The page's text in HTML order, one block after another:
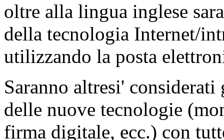
oltre alla lingua inglese
della tecnologia Internet/
utilizzando la posta
Saranno altresi'
delle nuove tecnologie
firma digitale, ecc.) con